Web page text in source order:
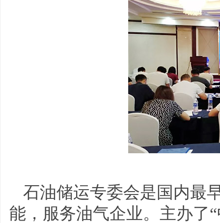
石油储运专委会是国内最
能，服务油气企业。主办了